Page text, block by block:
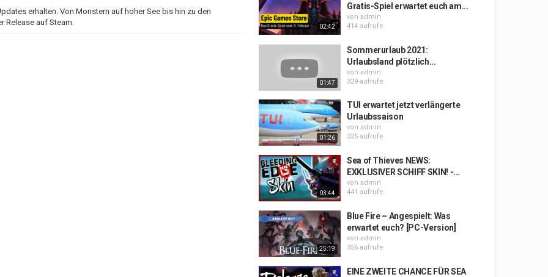
erhalten. Von Monstern auf hoher See bis hin zu den
Release auf Steam.
jetzt der perfekte Zeitpunkt ist einzusteigen & welche Updates
of Thieves.
02:42
Gratis-Spiel erwartet euch am...
von admin
414 aufrufe
01:47
Sommerurlaub 2021:
Urlaubsland plötzlich...
von admin
329 aufrufe
01:26
TUI erwartet jetzt verlängerte
Urlaubssaison
von admin
325 aufrufe
03:44
Sea of Thieves NEWS:
EXKLUSIVER SCHIFF SKIN! -...
von admin
441 aufrufe
25:19
Blue Fire – Angespielt: Was
erwartet euch? [PC-Version]
von admin
356 aufrufe
EINE ZWEITE CHANCE FÜR SEA